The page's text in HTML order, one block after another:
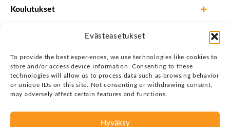
Evästeasetukset
To provide the best experiences, we use technologies like cookies to
store and/or access device information. Consenting to these
technologies will allow us to process data such as browsing behavior
or unique IDs on this site. Not consenting or withdrawing consent,
may adversely affect certain features and functions.
Hyväksy
Koulutukset